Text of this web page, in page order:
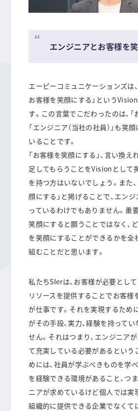
“
エンジニアとお客様を
エーピーコミュニケーションズは
お客様を笑顔にする」という
す。この言葉でこだわったのは、「
「エンジニア（当社の社員）」も笑
いることです。
「お客様を笑顔にする」、言い換え
足してもらうことをVisionとして
を持つ方はいないでしょう。また
顔にする」と掲げることで、エン
っているわけでもありません。重
笑顔にすると願うことではなく、
を笑顔にすることができるかを全
組むことだと思います。
私たちSIerは、お客様が必要として
リソースを提供することでお客様
が仕事です。それを実現するため
がその手段、実力、経験を持って
せん。それはつまり、エンジニア
て充実している必要があるという
めには、社員が学ぶべきものを学
を経験できる環境があること、つ
ニアが求めているけど個人では実
組織的に提供できる企業でなくて